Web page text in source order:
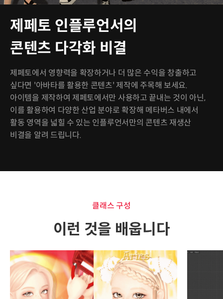
제페토 인플루언서의
콘텐츠 다각화 비결
제페토에서 영향력을 확장하거나 더 많은 수익을 창출하고
싶다면 '아바타를 활용한 콘텐츠' 제작에 주목해 보세요.
아이템을 제작하여 제페토에서만 사용하고 끝내는 것이 아닌,
이를 활용하여 다양한 산업 분야로 확장해 메타버스 내에서
활동 영역을 넓힐 수 있는 인플루언서만의 콘텐츠 재생산
비결을 알려 드립니다.
클래스 구성
이런 것을 배웁니다